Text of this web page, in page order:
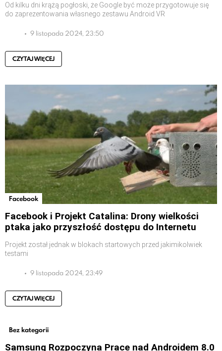
Od kilku dni krążą pogłoski, że Google być może przygotowuje się
do zaprezentowania własnego zestawu Android VR
9 listopada 2024, 23:50
CZYTAJ WIĘCEJ
Facebook
Facebook i Projekt Catalina: Drony wielkości
ptaka jako przyszłość dostępu do Internetu
Projekt został jednak w blokach startowych przed jakimikolwiek
testami
9 listopada 2024, 23:49
CZYTAJ WIĘCEJ
Bez kategorii
Samsung Rozpoczyna Prace nad Androidem 8.0